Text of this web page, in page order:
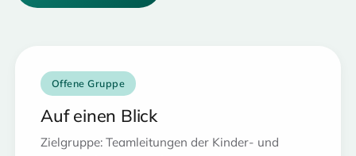
Offene Gruppe
Auf einen Blick
Zielgruppe: Teamleitungen der Kinder- und